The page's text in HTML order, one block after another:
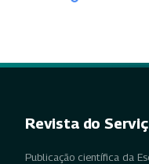
Revista do
Publicação científica da